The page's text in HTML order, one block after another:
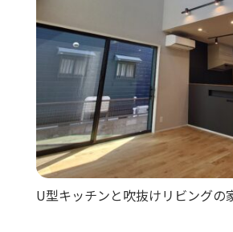
U型キッチンと吹抜けリビングの